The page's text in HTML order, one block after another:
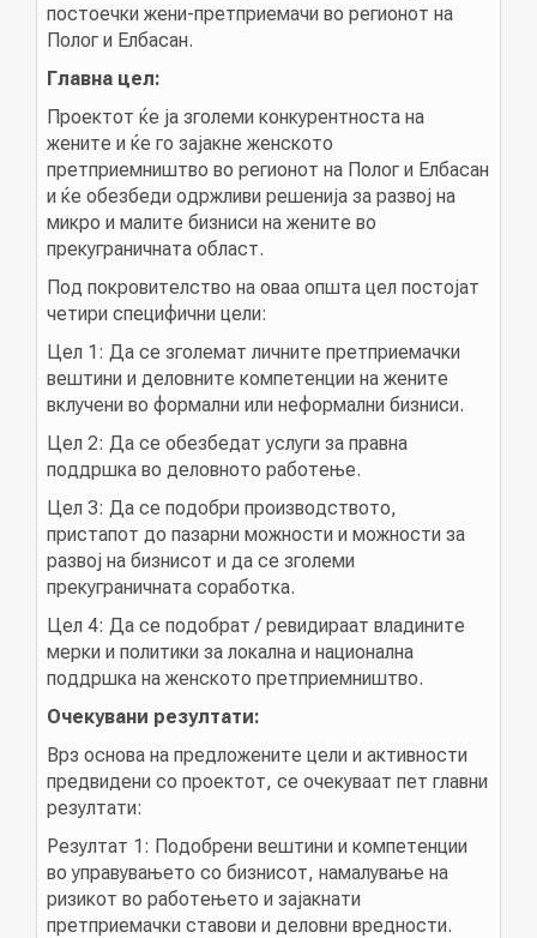
ГАЛЕРИЈА
ВИДЕО
КОНТАКТ
постоечки жени-претприемачи во регионот на
Полог и Елбасан.
Главна цел:
Проектот ќе ја зголеми конкурентноста на
жените и ќе го зајакне женското
претприемништво во регионот на Полог и Елбасан
и ќе обезбеди одржливи решенија за развој на
микро и малите бизниси на жените во
прекуграничната област.
Под покровителство на оваа општа цел постојат
четири специфични цели:
Цел 1: Да се ​​зголемат личните претприемачки
вештини и деловните компетенции на жените
вклучени во формални или неформални бизниси.
Цел 2: Да се ​​обезбедат услуги за правна
поддршка во деловното работење.
Цел 3: Да се ​​подобри производството,
пристапот до пазарни можности и можности за
развој на бизнисот и да се зголеми
прекуграничната соработка.
Цел 4: Да се ​​подобрат / ревидираат владините
мерки и политики за локална и национална
поддршка на женското претприемништво.
Очекувани резултати:
Врз основа на предложените цели и активности
предвидени со проектот, се очекуваат пет главни
резултати:
Резултат 1: Подобрени вештини и компетенции
во управувањето со бизнисот, намалување на
ризикот во работењето и зајакнати
претприемачки ставови и деловни вредности.